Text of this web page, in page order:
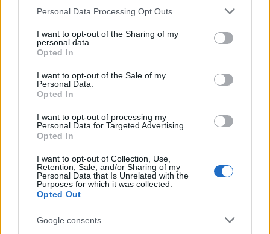
Please note that this website/app uses one or more Google
not limited to your visit or usage behaviour. You may click to
grant or deny consent to Google and its third-party tags to
use your data for below specified purposes in below Google
consent section.
Personal Data Processing Opt Outs
I want to opt-out of the Sharing of my
personal data.
Opted In
I want to opt-out of the Sale of my
Personal Data.
Opted In
I want to opt-out of processing my
Personal Data for Targeted Advertising.
Opted In
I want to opt-out of Collection, Use,
Retention, Sale, and/or Sharing of my
Personal Data that Is Unrelated with the
Purposes for which it was collected.
Opted Out
Google consents
Tekerés a Lánchíd átjárhatóságáért
2015. október 12.